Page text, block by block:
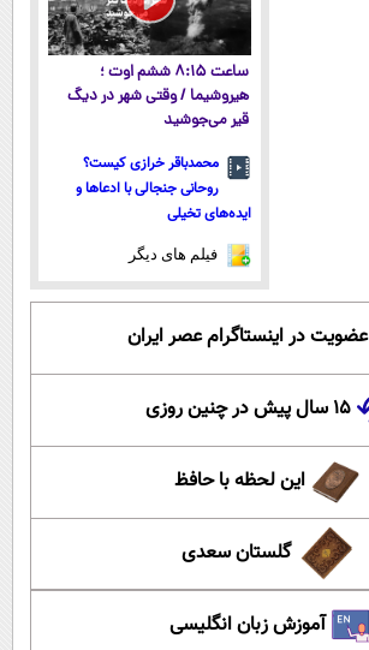
ساعت ۸:۱۵ ششم اوت ؛
هیروشیما / وقتی شهر در دیگ
قیر می‌جوشید
محمدباقر خرازی کیست؟
روحانی جنجالی با ادعاها و
ایده‌های تخیلی
فیلم های دیگر
عضویت در اینستاگرام عصر ایران
۱۵ سال پیش در چنین روزی
این لحظه با حافظ
گلستان سعدی
آموزش زبان انگلیسی